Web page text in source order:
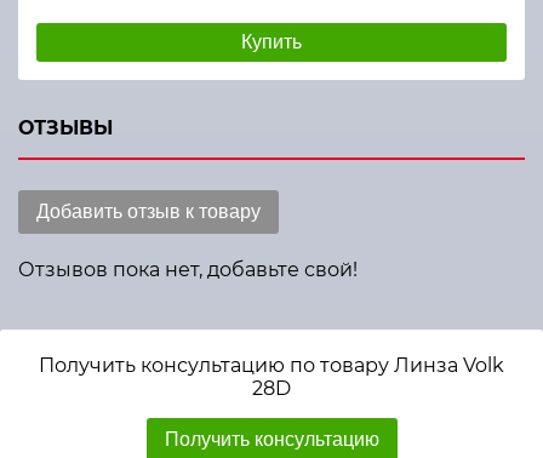
Купить
ОТЗЫВЫ
Добавить отзыв к товару
Отзывов пока нет, добавьте свой!
Получить консультацию по товару Линза Volk
28D
Получить консультацию